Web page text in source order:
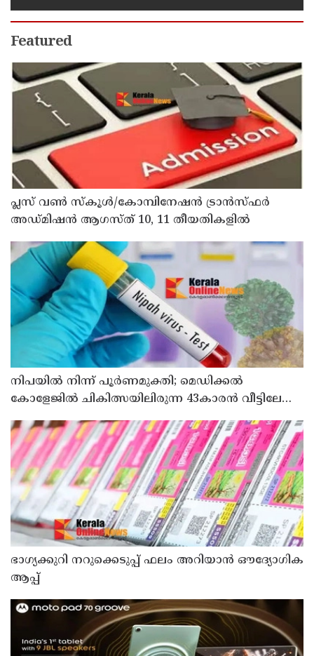
Featured
പ്ലസ് വൺ സ്‌കൂൾ/കോമ്പിനേഷൻ ട്രാൻസ്ഫർ
അഡ്മിഷൻ ആഗസ്ത് 10, 11 തീയതികളിൽ
നിപയിൽ നിന്ന് പൂർണമുക്തി; മെഡിക്കൽ
കോളേജിൽ ചികിത്സയിലിരുന്ന 43കാരൻ വീട്ടിലേക്ക്
ഭാഗ്യക്കുറി നറുക്കെടുപ്പ് ഫലം അറിയാൻ ഔദ്യോഗിക
ആപ്പ്